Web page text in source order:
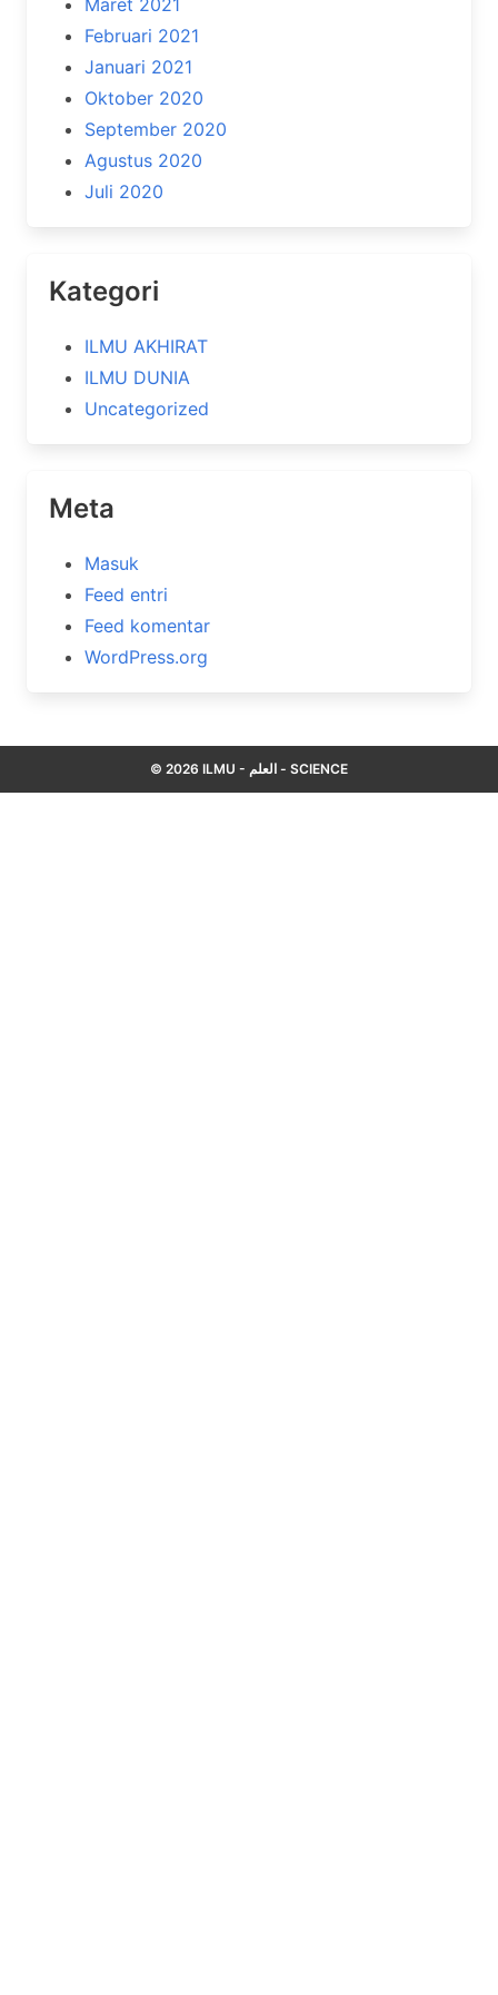
Maret 2021
Februari 2021
Januari 2021
Oktober 2020
September 2020
Agustus 2020
Juli 2020
Kategori
ILMU AKHIRAT
ILMU DUNIA
Uncategorized
Meta
Masuk
Feed entri
Feed komentar
WordPress.org
© 2026 ILMU - العلم - SCIENCE